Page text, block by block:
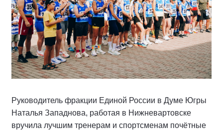
Руководитель фракции Единой России в Думе Югры
Наталья Западнова, работая в Нижневартовске
вручила лучшим тренерам и спортсменам почётные